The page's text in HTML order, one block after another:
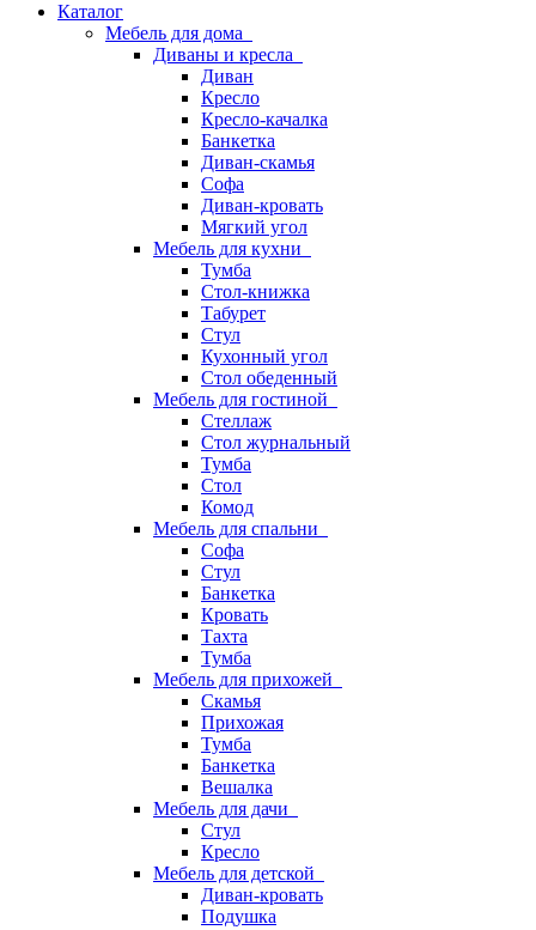
Каталог
Мебель для дома
Диваны и кресла
Диван
Кресло
Кресло-качалка
Банкетка
Диван-скамья
Софа
Диван-кровать
Мягкий угол
Мебель для кухни
Тумба
Стол-книжка
Табурет
Стул
Кухонный угол
Стол обеденный
Мебель для гостиной
Стеллаж
Стол журнальный
Тумба
Стол
Комод
Мебель для спальни
Софа
Стул
Банкетка
Кровать
Тахта
Тумба
Мебель для прихожей
Скамья
Прихожая
Тумба
Банкетка
Вешалка
Мебель для дачи
Стул
Кресло
Мебель для детской
Диван-кровать
Подушка